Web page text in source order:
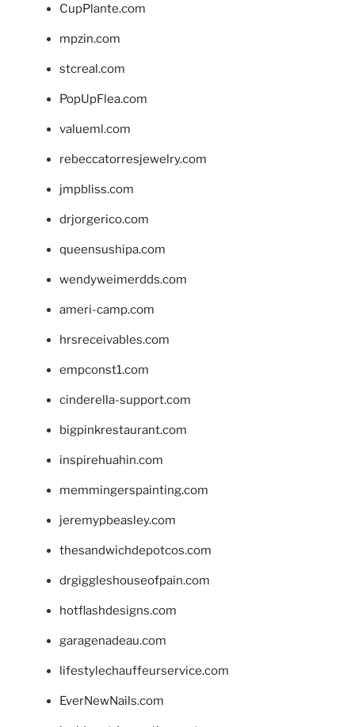
CupPlante.com
mpzin.com
stcreal.com
PopUpFlea.com
valueml.com
rebeccatorresjewelry.com
jmpbliss.com
drjorgerico.com
queensushipa.com
wendyweimerdds.com
ameri-camp.com
hrsreceivables.com
empconst1.com
cinderella-support.com
bigpinkrestaurant.com
inspirehuahin.com
memmingerspainting.com
jeremypbeasley.com
thesandwichdepotcos.com
drgiggleshouseofpain.com
hotflashdesigns.com
garagenadeau.com
lifestylechauffeurservice.com
EverNewNails.com